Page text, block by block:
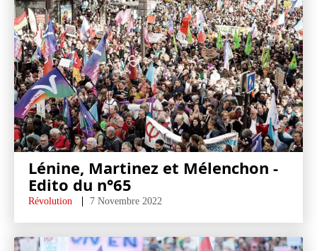
Lénine, Martinez et Mélenchon -
Edito du n°65
Révolution 7 Novembre 2022